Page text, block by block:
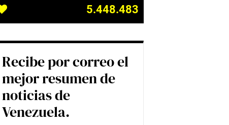
5.448.483
Recibe por correo el
mejor resumen de
noticias de
Venezuela.